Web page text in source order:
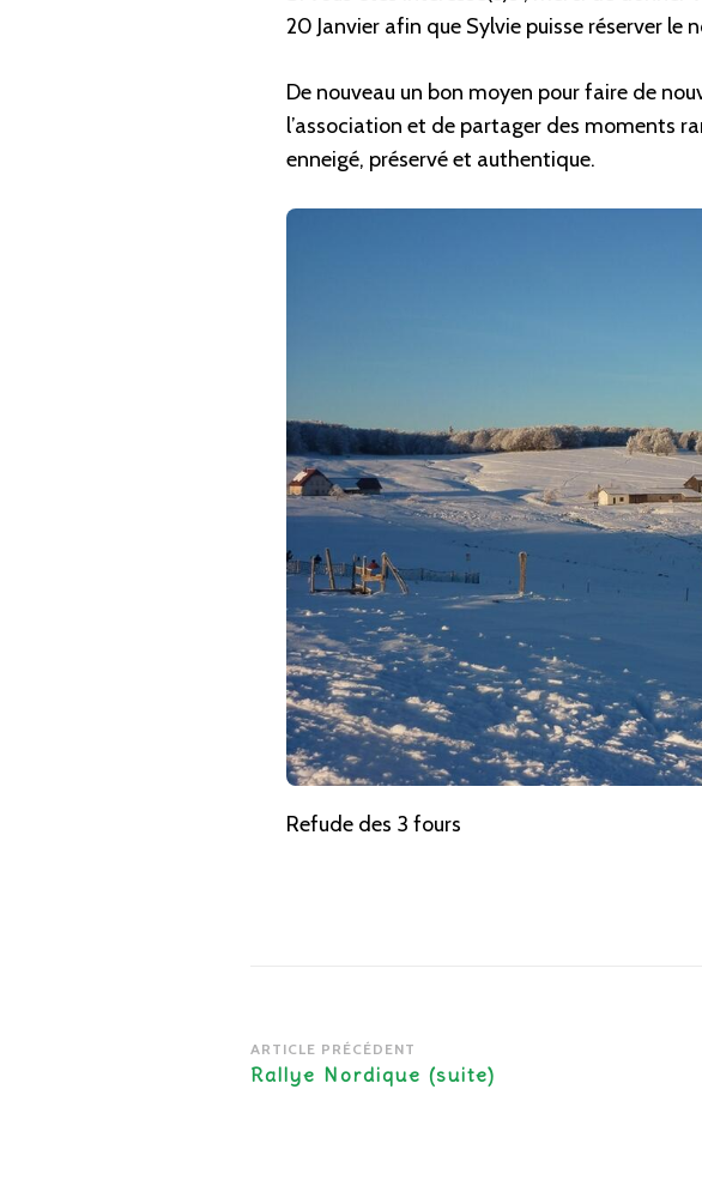
20 Janvier afin que Sylvie puisse réserver le
De nouveau un bon moyen pour faire de
l’association et de partager des moments
enneigé, préservé et authentique.
Refude des 3 fours
Navigation
d’article
ARTICLE PRÉCÉDENT
Rallye Nordique (suite)